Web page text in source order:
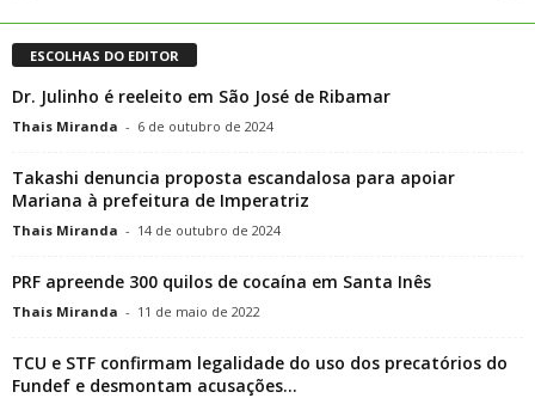
ESCOLHAS DO EDITOR
Dr. Julinho é reeleito em São José de Ribamar
Thais Miranda - 6 de outubro de 2024
Takashi denuncia proposta escandalosa para apoiar
Mariana à prefeitura de Imperatriz
Thais Miranda - 14 de outubro de 2024
PRF apreende 300 quilos de cocaína em Santa Inês
Thais Miranda - 11 de maio de 2022
TCU e STF confirmam legalidade do uso dos precatórios do
Fundef e desmontam acusações...